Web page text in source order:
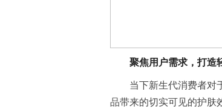
聚焦用户需求，打造
当下新生代消费者对
品带来的切实可见的护肤